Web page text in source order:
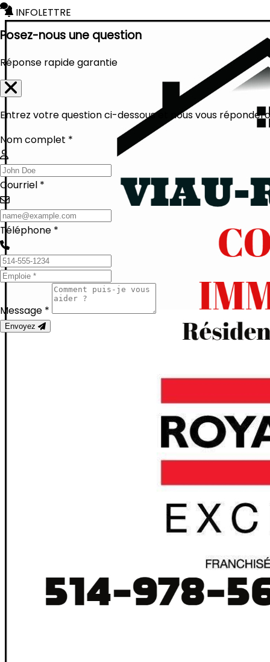
INFOLETTRE
Posez-nous une question
Réponse rapide garantie
Entrez votre question ci-dessous et nous vous
Nom complet *
Courriel *
Téléphone *
Message *
Envoyez